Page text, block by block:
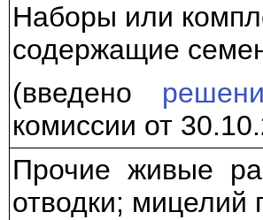
Наборы или
содержащие
(введено
комиссии от
Прочие живые
отводки; мицелий